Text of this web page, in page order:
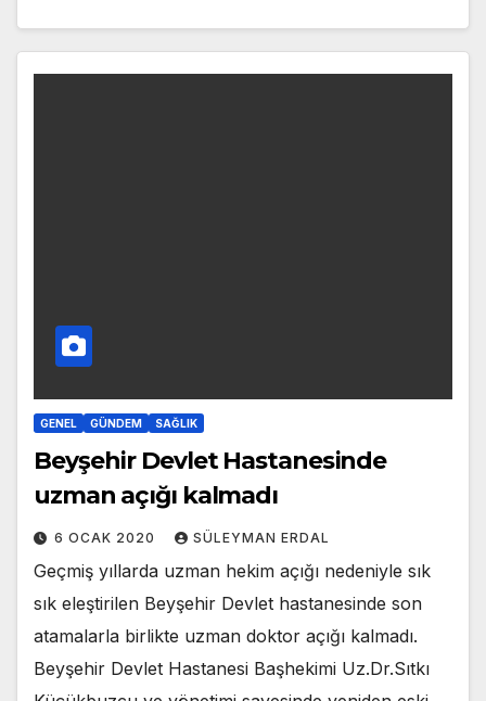
GENEL GÜNDEM SAĞLIK
Beyşehir Devlet Hastanesinde
uzman açığı kalmadı
6 OCAK 2020 SÜLEYMAN ERDAL
Geçmiş yıllarda uzman hekim açığı nedeniyle sık
sık eleştirilen Beyşehir Devlet hastanesinde son
atamalarla birlikte uzman doktor açığı kalmadı.
Beyşehir Devlet Hastanesi Başhekimi Uz.Dr.Sıtkı